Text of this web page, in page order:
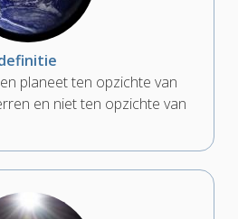
planeet ten opzichte van
en niet ten opzichte van